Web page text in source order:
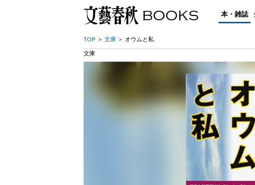
本・雑誌
TOP 文庫 オウムと私
文庫